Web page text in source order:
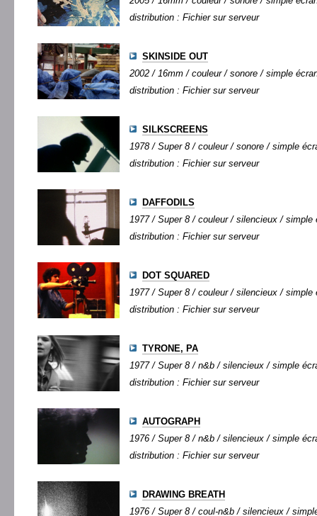
distribution : Fichier sur serveur
SKINSIDE OUT
2002 / 16mm / couleur / sonore / simple
distribution : Fichier sur serveur
SILKSCREENS
1978 / Super 8 / couleur / sonore / simple
distribution : Fichier sur serveur
DAFFODILS
1977 / Super 8 / couleur / silencieux / simple
distribution : Fichier sur serveur
DOT SQUARED
1977 / Super 8 / couleur / silencieux / simple
distribution : Fichier sur serveur
TYRONE, PA
1977 / Super 8 / n&b / silencieux / simple
distribution : Fichier sur serveur
AUTOGRAPH
1976 / Super 8 / n&b / silencieux / simple
distribution : Fichier sur serveur
DRAWING BREATH
1976 / Super 8 / coul-n&b / silencieux /